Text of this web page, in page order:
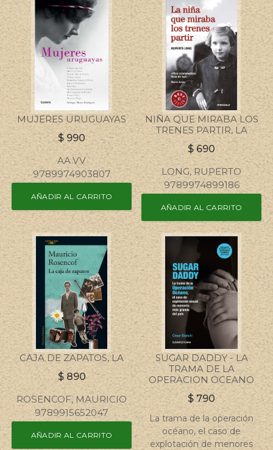
MUJERES URUGUAYAS
$ 990
AA.VV
9789974903807
AÑADIR AL CARRITO
NIÑA QUE MIRABA LOS
TRENES PARTIR, LA
$690
LONG, RUPERTO
9789974899186
AÑADIR AL CARRITO
CAJA DE ZAPATOS, LA
$ 890
ROSENCOF, MAURICIO
9789915652047
AÑADIR AL CARRITO
SUGAR DADDY - LA
TRAMA DE LA
OPERACION OCEANO
$790
La trama de la operación
océano, el caso de
explotación de menores